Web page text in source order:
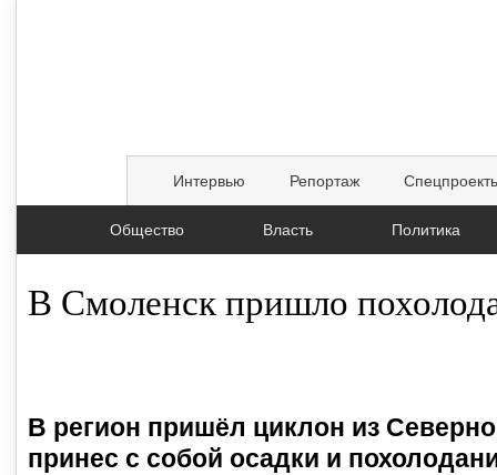
Интервью Репортаж
Общество Власть Политика
В Смоленск пришло
В регион пришёл циклон из
принес с собой осадки и